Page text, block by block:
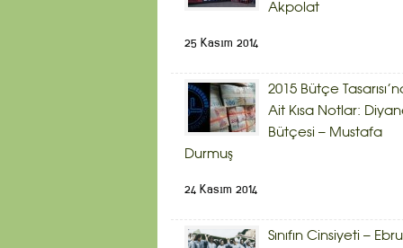
Akpolat
25 Kasım 2014
2015 Bütçe
Ait Kısa Notlar:
Bütçesi – Mustafa
Durmuş
24 Kasım 2014
Sınıfın Cinsiyeti – Ebru